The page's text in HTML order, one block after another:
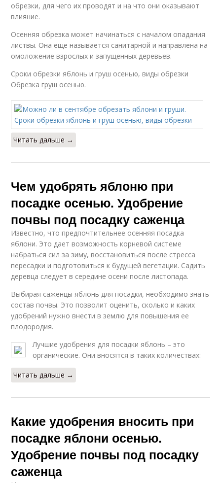
обрезки, для чего их проводят и на что они оказывают
влияние.
Осенняя обрезка может начинаться с началом опадания
листвы. Она еще называется санитарной и направлена на
омоложение взрослых и запущенных деревьев.
Сроки обрезки яблонь и груш осенью, виды обрезки
Обрезка груш осенью.
Читать дальше →
Чем удобрять яблоню при
посадке осенью. Удобрение
почвы под посадку саженца
Известно, что предпочтительнее осенняя посадка
яблони. Это дает возможность корневой системе
набраться сил за зиму, восстановиться после стресса
пересадки и подготовиться к будущей вегетации. Садить
деревца следует в середине осени после листопада.
Выбирая саженцы яблонь для посадки, необходимо знать
состав почвы. Это позволит оценить, сколько и каких
удобрений нужно внести в землю для повышения ее
плодородия.
Лучшие удобрения для посадки яблонь – это
органические. Они вносятся в таких количествах:
Читать дальше →
Какие удобрения вносить при
посадке яблони осенью.
Удобрение почвы под посадку
саженца